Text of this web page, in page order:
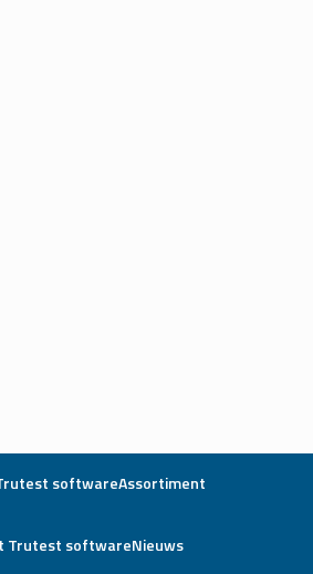
Assortiment
Nieuws